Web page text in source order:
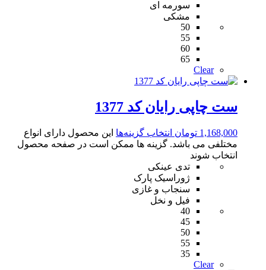
سورمه ای
مشکی
50
55
60
65
Clear
ست چاپی رایان کد 1377
1,168,000 تومان انتخاب گزینه‌ها این محصول دارای انواع
مختلفی می باشد. گزینه ها ممکن است در صفحه محصول
انتخاب شوند
تدی عینکی
ژوراسیک پارک
سنجاب و غازی
فیل و نخل
40
45
50
55
35
Clear